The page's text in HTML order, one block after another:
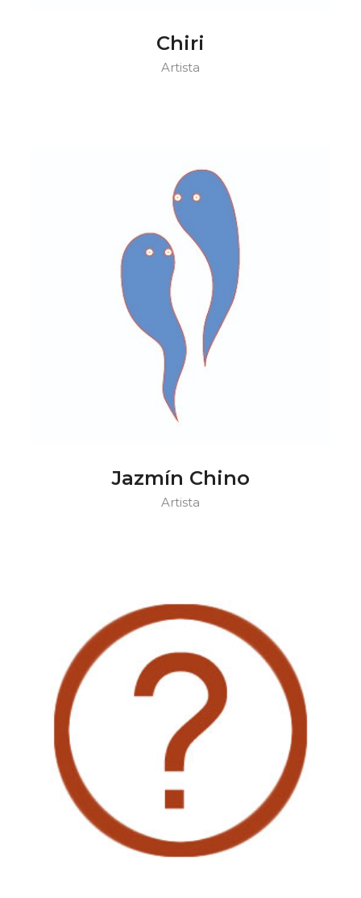
Chiri
Artista
Jazmín Chino
Artista